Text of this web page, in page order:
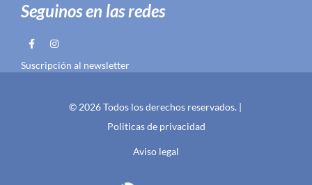
Seguinos en las redes
Suscripción al newsletter
© 2026 Todos los derechos reservados. |
Politicas de privacidad
Aviso legal